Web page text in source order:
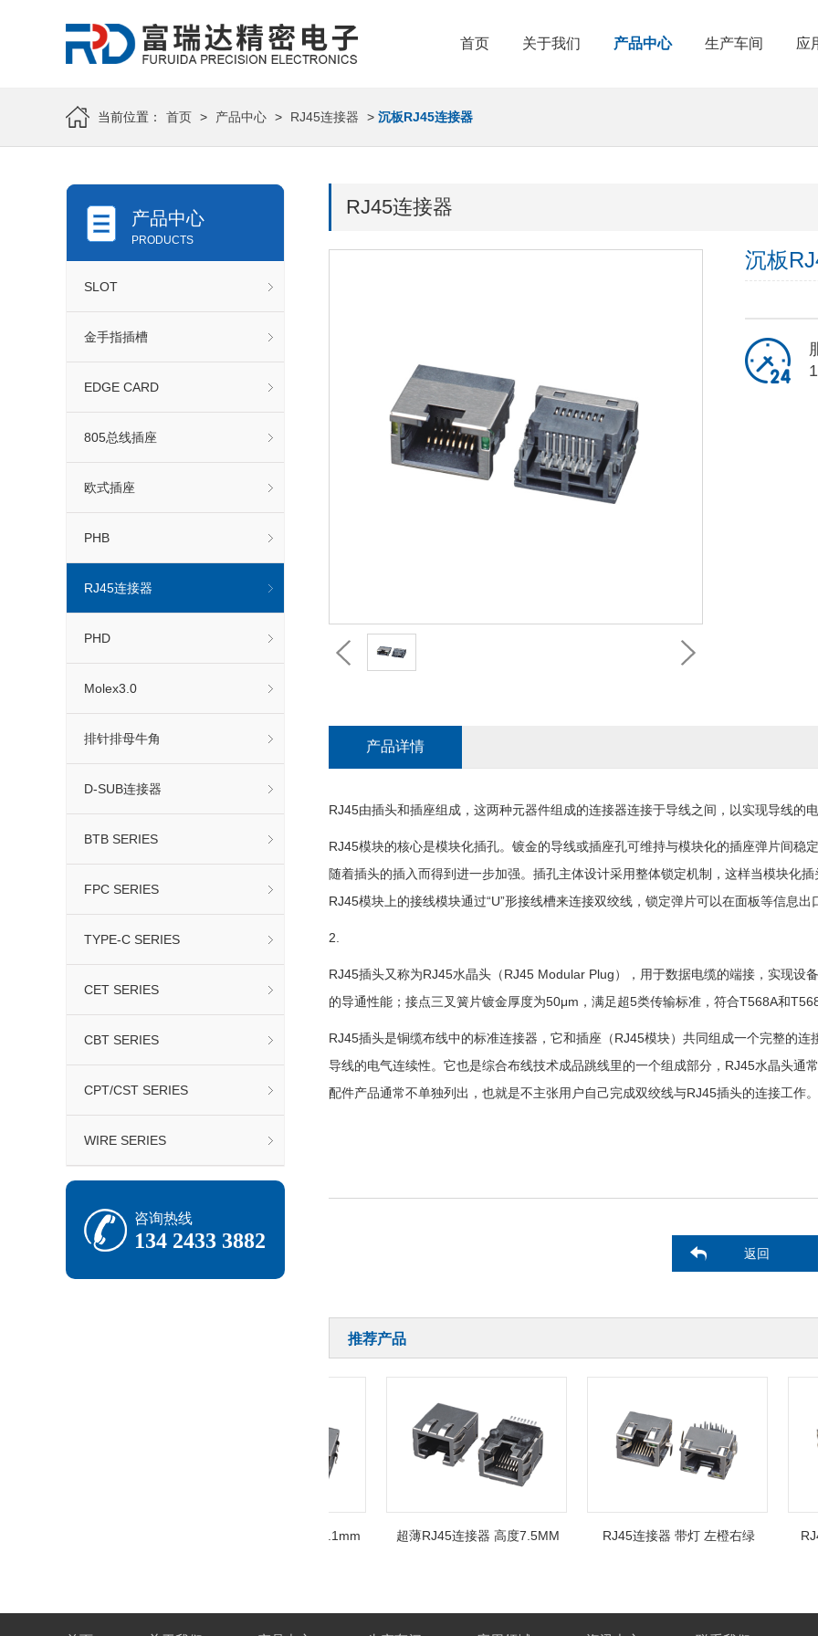
首页 关于我们 产品中心 生产车间 应
当前位置： 首页 > 产品中心 > RJ45连接器 > 沉板RJ45连接器
产品中心
PRODUCTS
SLOT
金手指插槽
EDGE CARD
805总线插座
欧式插座
PHB
RJ45连接器
PHD
Molex3.0
排针排母牛角
D-SUB连接器
BTB SERIES
FPC SERIES
TYPE-C SERIES
CET SERIES
CBT SERIES
CPT/CST SERIES
WIRE SERIES
咨询热线
134 2433 3882
RJ45连接器
沉板
产品详情
RJ45由插头和插座组成，这两种元器件组成的连接器连接于导线之间，以实现导线的电
RJ45模块的核心是模块化插孔。镀金的导线或插座孔可维持与模块化的插座弹片间稳
随着插头的插入而得到进一步加强。插孔主体设计采用整体锁定机制，这样当模块化
RJ45模块上的接线模块通过“U”形接线槽来连接双绞线，锁定弹片可以在面板等信息出
2.
RJ45插头又称为RJ45水晶头（RJ45 Modular Plug），用于数据电缆的端接，实现设
的导通性能；接点三叉簧片镀金厚度为50μm，满足超5类传输标准，符合T568A和
RJ45插头是铜缆布线中的标准连接器，它和插座（RJ45模块）共同组成一个完整的
导线的电气连续性。它也是综合布线技术成品跳线里的一个组成部分，RJ45水晶头通
配件产品通常不单独列出，也就是不主张用户自己完成双绞线与RJ45插头的连接工作。
返回
推荐产品
RJ45连接器 带灯 板上4.1mm 超薄RJ45连接器 高度7.5MM RJ45连接器 带灯 左橙右绿